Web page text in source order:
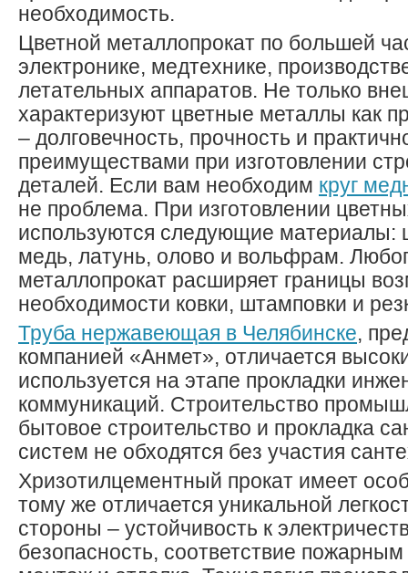
необходимость.
Цветной металлопрокат по большей
электронике, медтехнике,
летательных аппаратов. Не только
характеризуют цветные металлы как
– долговечность, прочность и
преимуществами при изготовлении
деталей. Если вам необходим круг
не проблема. При изготовлении
используются следующие материалы:
медь, латунь, олово и вольфрам.
металлопрокат расширяет границы
необходимости ковки, штамповки и
Труба нержавеющая в Челябинске,
компанией «Анмет», отличается
используется на этапе прокладки
коммуникаций. Строительство
бытовое строительство и прокладка
систем не обходятся без участия
Хризотилцементный прокат имеет
тому же отличается уникальной
стороны – устойчивость к
безопасность, соответствие